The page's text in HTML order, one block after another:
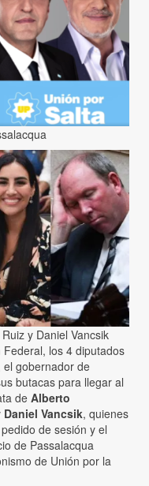
y Daniel Vancsik
los 4 diputados
gobernador de
butacas para llegar al
de Alberto
Daniel Vancsik, quienes
de sesión y el
de Passalacqua
de Unión por la